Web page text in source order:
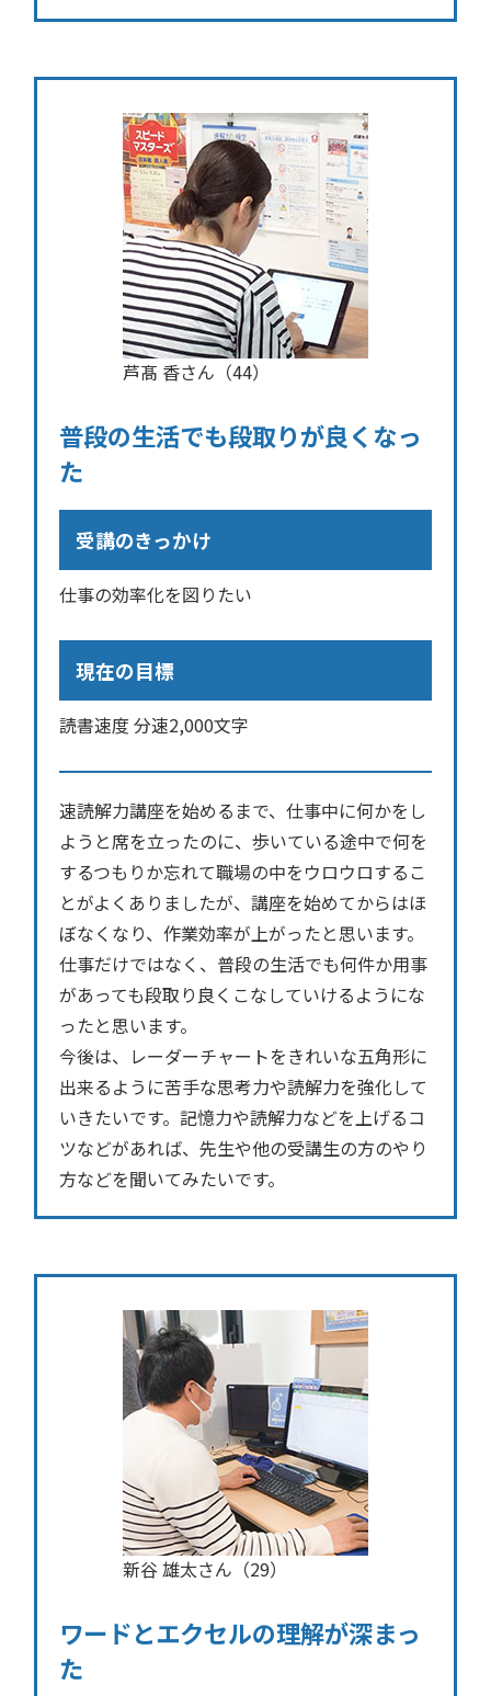
芦髙 香さん（44）
普段の生活でも段取りが良くなっ
た
受講のきっかけ
仕事の効率化を図りたい
現在の目標
読書速度 分速2,000文字
速読解力講座を始めるまで、仕事中に何かをし
ようと席を立ったのに、歩いている途中で何を
するつもりか忘れて職場の中をウロウロするこ
とがよくありましたが、講座を始めてからはほ
ぼなくなり、作業効率が上がったと思います。
仕事だけではなく、普段の生活でも何件か用事
があっても段取り良くこなしていけるようにな
ったと思います。
今後は、レーダーチャートをきれいな五角形に
出来るように苦手な思考力や読解力を強化して
いきたいです。記憶力や読解力などを上げるコ
ツなどがあれば、先生や他の受講生の方のやり
方などを聞いてみたいです。
新谷 雄太さん（29）
ワードとエクセルの理解が深まっ
た